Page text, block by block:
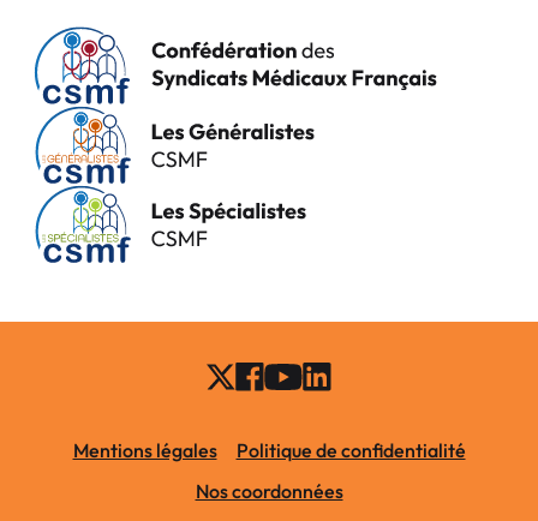
Mentions légales
Politique de confidentialité
Nos coordonnées